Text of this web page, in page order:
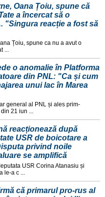
Oana Țoiu, spune că
a încercat să o
"Singura reacție a fost să
Țoiu, spune ca nu a avut o
...
o anomalie în Platforma
din PNL: "Ca și cum
unui lac în Marea
general al PNL și ales prim-
21 iun ...
reacționează după
USR de boicotare a
privind noile
se amplifică
USR Corina Atanasiu și
le-a c ...
că primarul pro-rus al